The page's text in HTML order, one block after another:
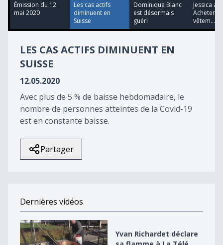
51
seconds
Émission du 12
mai 2020
Les cas actifs
diminuent en
Suisse
Dominique Blanc
est désormais
guéri
Jessica a
Acheter
vêtem...
LES CAS ACTIFS DIMINUENT EN
SUISSE
12.05.2020
Avec plus de 5 % de baisse hebdomadaire, le
nombre de personnes atteintes de la Covid-19
est en constante baisse.
Partager
Dernières vidéos
Yvan Richardet déclare sa flamme à La Télé
Yvan Richardet déclare